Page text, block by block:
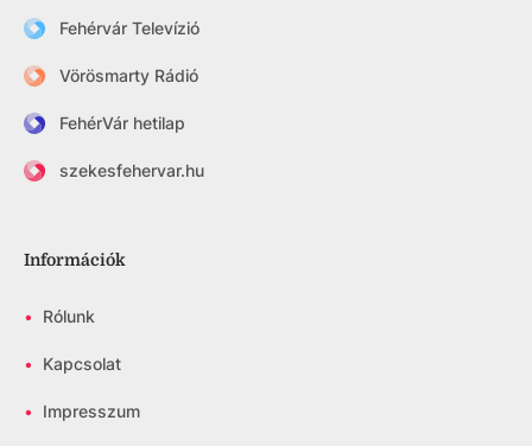
Fehérvár Televízió
Vörösmarty Rádió
FehérVár hetilap
szekesfehervar.hu
Információk
• Rólunk
• Kapcsolat
• Impresszum